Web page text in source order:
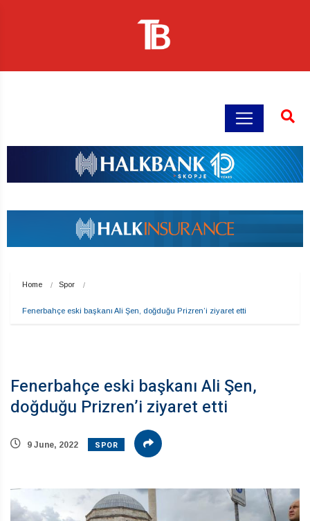
Home Spor
Fenerbahçe eski başkanı Ali Şen, doğduğu Prizren’i ziyaret etti
Fenerbahçe eski başkanı Ali Şen,
doğduğu Prizren’i ziyaret etti
9 June, 2022 SPOR